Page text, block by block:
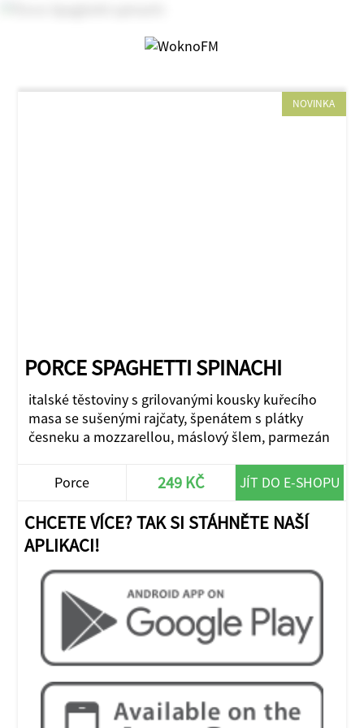
NOVINKA
PORCE SPAGHETTI SPINACHI
italské těstoviny s grilovanými kousky kuřecího
masa se sušenými rajčaty, špenátem s plátky
česneku a mozzarellou, máslový šlem, parmezán
Porce 249 KČ JÍT DO E-SHOPU
CHCETE VÍCE? TAK SI STÁHNĚTE NAŠÍ
APLIKACI!